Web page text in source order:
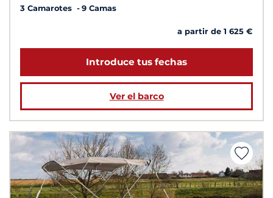
3 Camarotes
9 Camas
a partir de 1 625 €
Introduce tus fechas
Ver el barco